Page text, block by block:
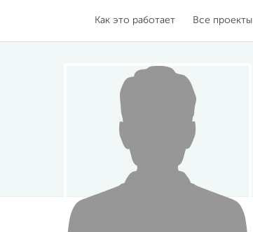
Как это работает Все проекты